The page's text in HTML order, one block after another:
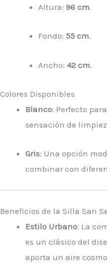
Altura: 96 cm.
Fondo: 55 cm.
Ancho: 42 cm.
Colores Disponibles
Blanco: Perfecto
sensación de
Gris: Una opción
combinar con
Beneficios de la Silla San
Estilo Urbano: La
es un clásico del
aporta un aire